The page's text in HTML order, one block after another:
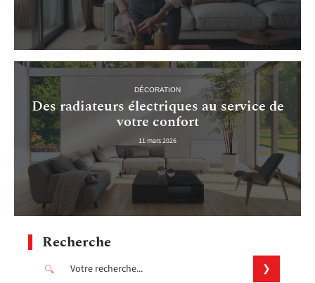
DÉCORATION
Des radiateurs électriques au service de
votre confort
11 mars 2026
Recherche